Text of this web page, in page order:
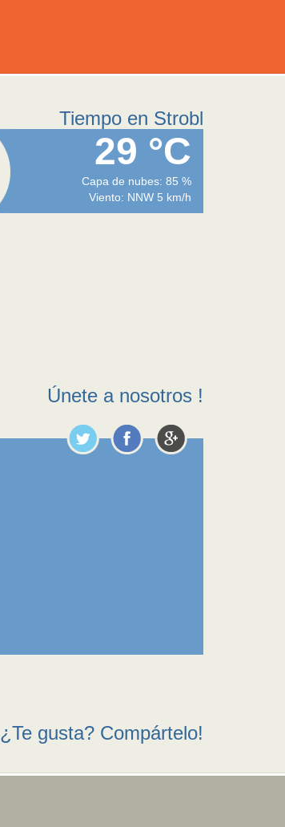
Tiempo en Strobl
29 °C
Capa de nubes: 85 %
Viento: NNW 5 km/h
Únete a nosotros !
¿Te gusta? Compártelo!